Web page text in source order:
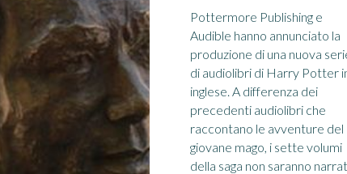
Pottermore Publishing e
Audible hanno annunciato la
produzione di una nuova
di audiolibri di Harry Potter
inglese. A differenza dei
precedenti audiolibri che
raccontano le avventure del
giovane mago, i sette volumi
della saga non saranno